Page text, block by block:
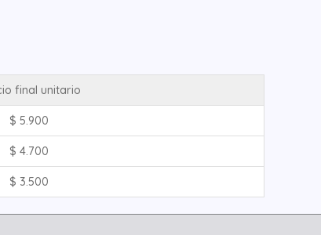
final unitario
$ 5.900
$ 4.700
$ 3.500